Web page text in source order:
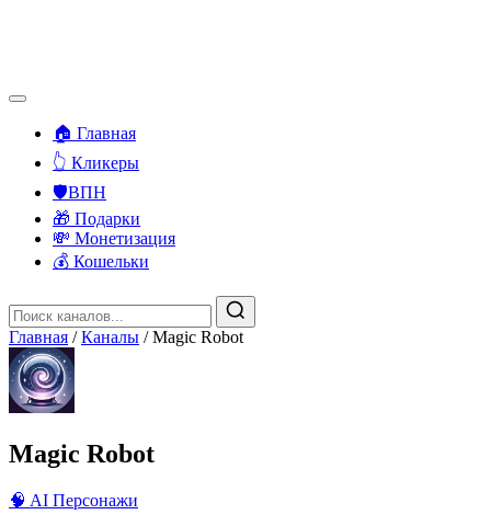
🏠 Главная
👆 Кликеры
🛡️ВПН
🎁 Подарки
💸 Монетизация
💰 Кошельки
Главная / Каналы / Magic Robot
Magic Robot
🧠 AI Персонажи